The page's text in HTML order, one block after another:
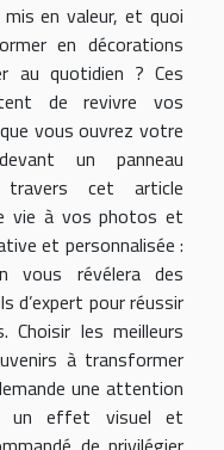
en valeur, et quoi
en décorations
au quotidien ? Ces
de revivre vos
vous ouvrez votre
un panneau
travers cet article
vie à vos photos et
et personnalisée :
vous révélera des
d’expert pour réussir
Choisir les meilleurs
à transformer
une attention
un effet visuel et